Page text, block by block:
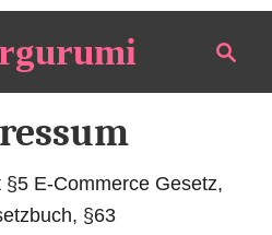
a
h
E-Commerce Gesetz,
§63